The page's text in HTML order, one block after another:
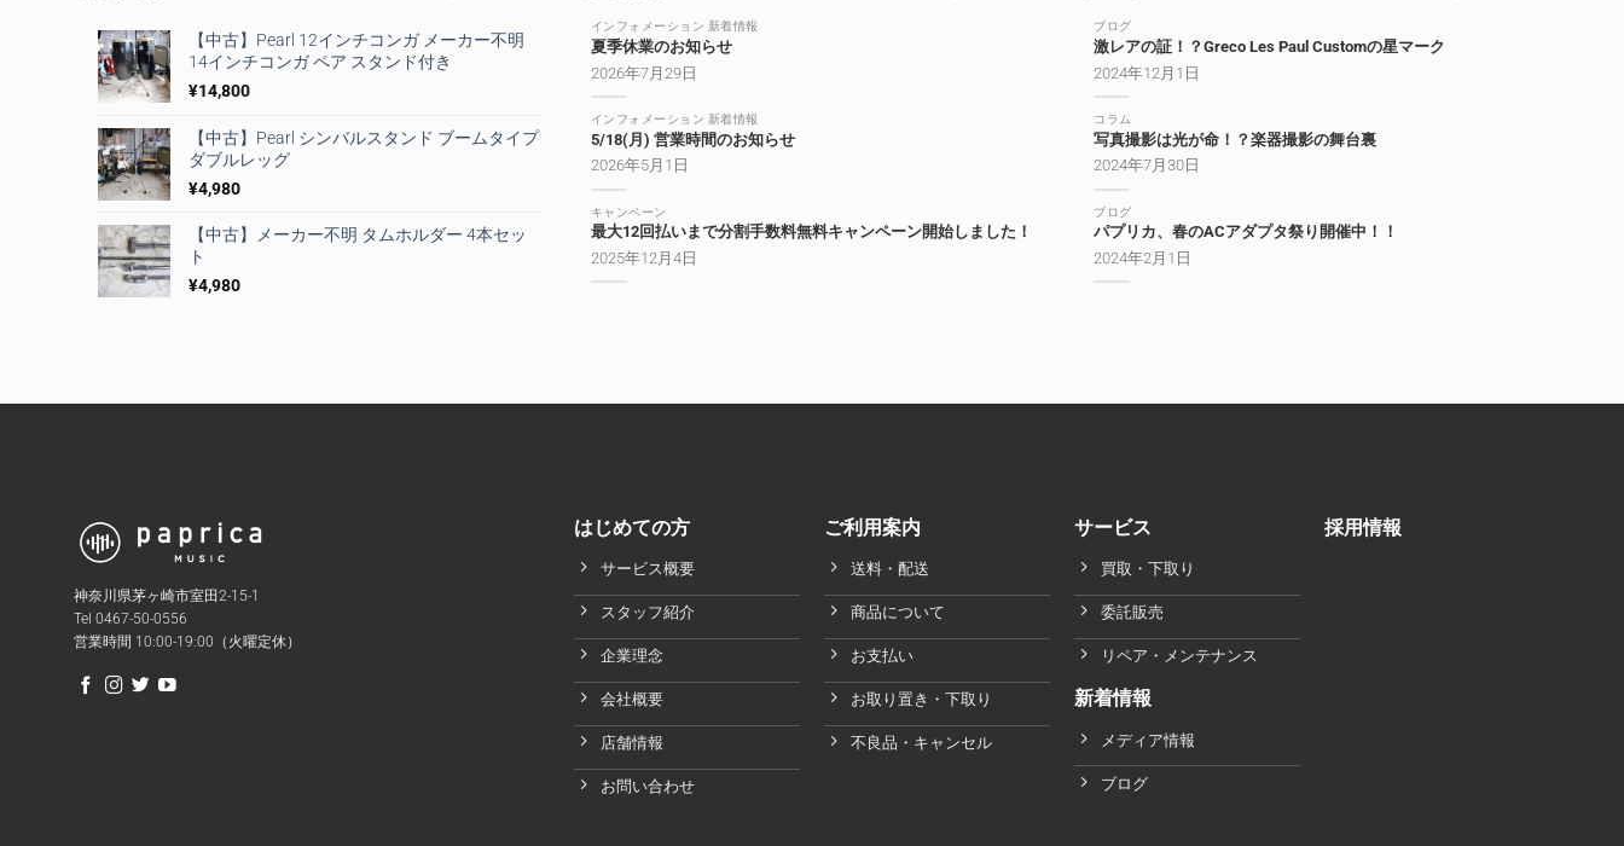
【中古】Pearl 12インチコンガ メーカー不明
14インチコンガ ペア スタンド付き
¥14,800
【中古】Pearl シンバルスタンド ブームタイプ
ダブルレッグ
¥4,980
【中古】メーカー不明 タムホルダー 4本セッ
ト
¥4,980
インフォメーション 新着情報
夏季休業のお知らせ
2026年7月29日
インフォメーション 新着情報
5/18(月) 営業時間のお知らせ
2026年5月1日
キャンペーン
最大12回払いまで分割手数料無料キャンペーン開始しました！
2025年12月4日
ブログ
激レアの証！？Greco Les Paul Customの星マーク
2024年12月1日
コラム
写真撮影は光が命！？楽器撮影の舞台裏
2024年7月30日
ブログ
パプリカ、春のACアダプタ祭り開催中！！
2024年2月1日
神奈川県茅ヶ崎市室田2-15-1
Tel 0467-50-0556
営業時間 10:00-19:00（火曜定休）
はじめての方
サービス概要
スタッフ紹介
企業理念
会社概要
店舗情報
お問い合わせ
ご利用案内
送料・配送
商品について
お支払い
お取り置き・下取り
不良品・キャンセル
サービス
買取・下取り
委託販売
リペア・メンテナンス
新着情報
メディア情報
ブログ
採用情報